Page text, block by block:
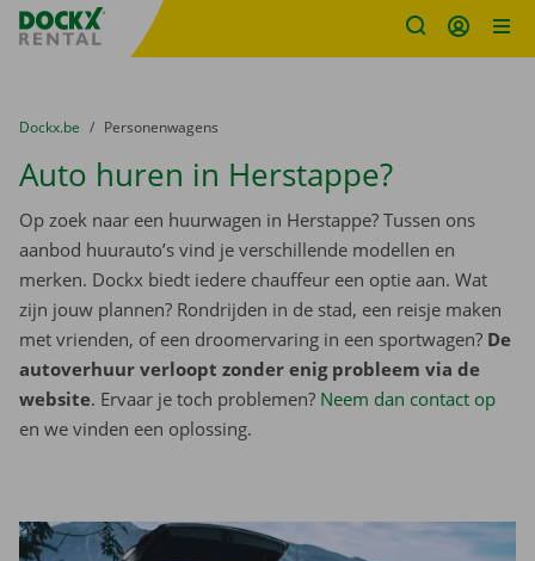
Fratello DEMO
U bevindt zich hier:
van
Dockx.be naar
Personenwagens
Auto huren in Herstappe?
Op zoek naar een huurwagen in Herstappe? Tussen ons
aanbod huurauto’s vind je verschillende modellen en
merken. Dockx biedt iedere chauffeur een optie aan. Wat
zijn jouw plannen? Rondrijden in de stad, een reisje maken
met vrienden, of een droomervaring in een sportwagen? De
autoverhuur verloopt zonder enig probleem via de
website. Ervaar je toch problemen? Neem dan contact op
en we vinden een oplossing.